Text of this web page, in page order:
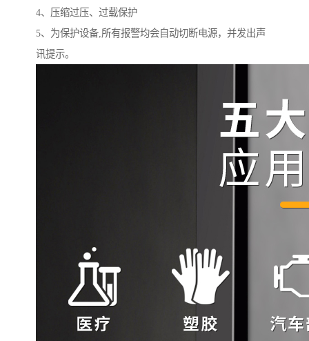
4、压缩过压、过载保护
5、为保护设备,所有报警均会自动切断电源，并发出声
讯提示。